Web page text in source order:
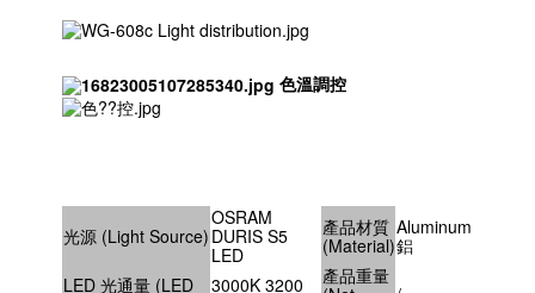
色溫調控
光源 (Light Source)
OSRAM
DURIS S5
LED
產品材質
(Material)
Aluminum
鋁
LED 光通量 (LED
3000K 3200
產品重量